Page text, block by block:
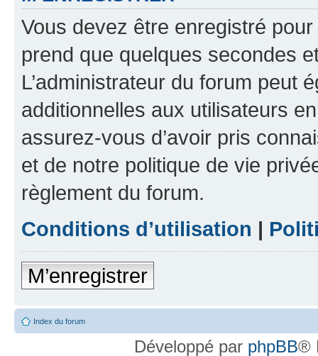
Vous devez être enregistré
prend que quelques secondes
L’administrateur du forum peut
additionnelles aux utilisateurs
assurez-vous d’avoir pris
et de notre politique de vie
règlement du forum.
Conditions d’utilisation |
M’enregistrer
Index du forum
Développé par phpBB®